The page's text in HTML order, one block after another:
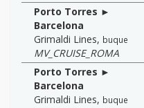
Porto Torres ►
Barcelona
Grimaldi Lines, buque
MV_CRUISE_ROMA
Porto Torres ►
Barcelona
Grimaldi Lines, buque